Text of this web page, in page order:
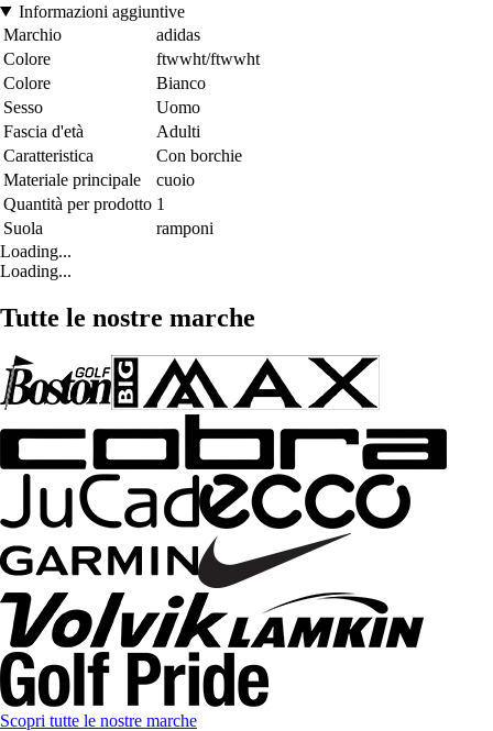
Informazioni aggiuntive
Marchio
adidas
Colore
ftwwht/ftwwht
Colore
Bianco
Sesso
Uomo
Fascia d'età
Adulti
Caratteristica
Con borchie
Materiale principale
cuoio
Quantità per prodotto 1
Suola
ramponi
Loading...
Loading...
Tutte le nostre marche
Scopri tutte le nostre marche